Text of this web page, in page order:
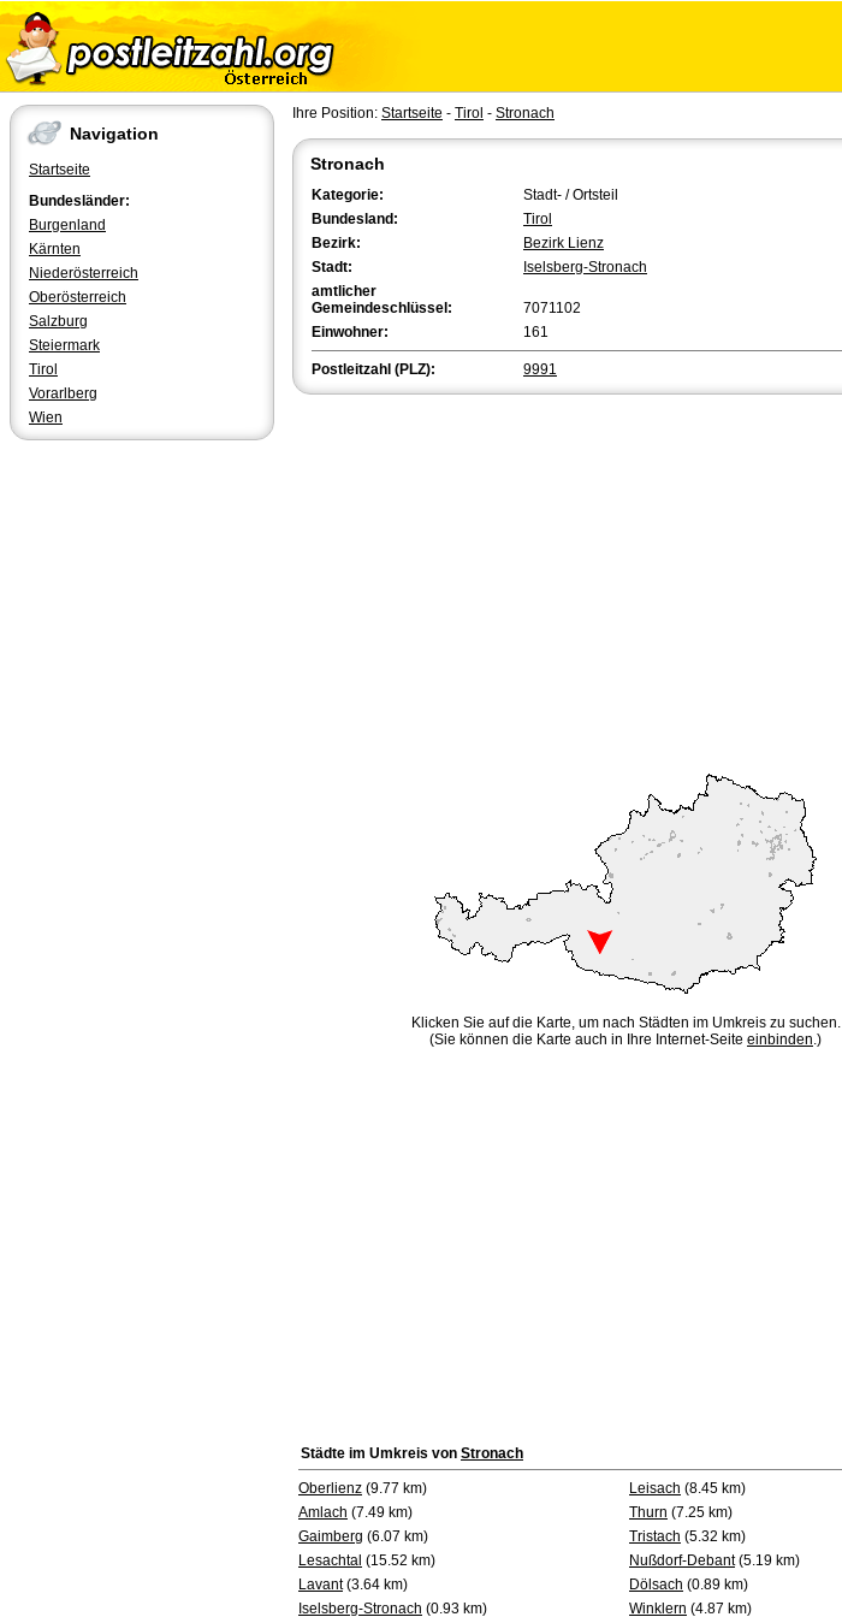
Navigation
Startseite
Bundesländer:
Burgenland
Kärnten
Niederösterreich
Oberösterreich
Salzburg
Steiermark
Tirol
Vorarlberg
Wien
Ihre Position: Startseite - Tirol - Stronach
Stronach
Kategorie:
Stadt- / Ortsteil
Bundesland:
Tirol
Bezirk:
Bezirk Lienz
Stadt:
Iselsberg-Stronach
amtlicher
Gemeindeschlüssel:
7071102
Einwohner:
161
Postleitzahl (PLZ): 9991
Klicken Sie auf die Karte, um nach Städten im Umkreis zu suchen.
(Sie können die Karte auch in Ihre Internet-Seite einbinden.)
Städte im Umkreis von Stronach
Oberlienz (9.77 km) Leisach (8.45 km)
Amlach (7.49 km) Thurn (7.25 km)
Gaimberg (6.07 km) Tristach (5.32 km)
Lesachtal (15.52 km) Nußdorf-Debant(5.19 km)
Lavant(3.64 km) Dölsach (0.89 km)
Iselsberg-Stronach (0.93 km) Winklern (4.87 km)